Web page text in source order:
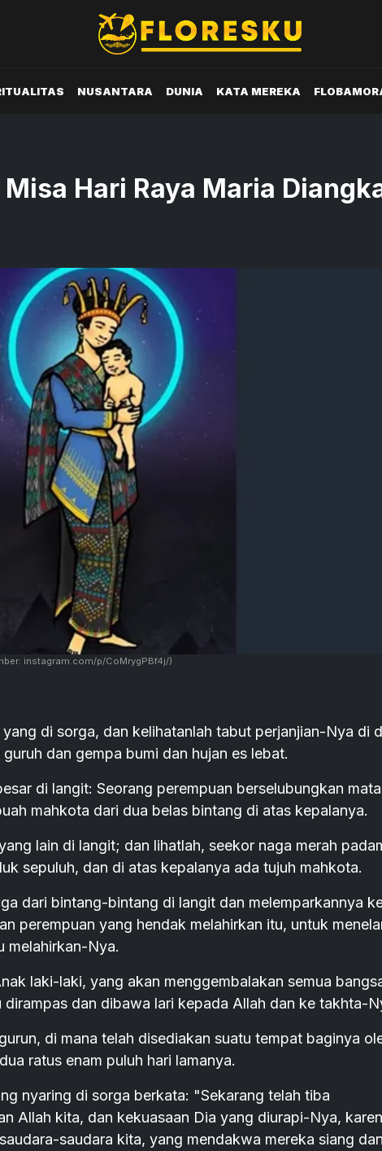
NUSANTARA DUNIA KATA MEREKA
Hari Raya Maria
instagram.com/p/CoMrygPBf4j/)
di sorga, dan kelihatanlah tabut perjanjian-Nya di
dan gempa bumi dan hujan es lebat.
di langit: Seorang perempuan berselubungkan
mahkota dari dua belas bintang di atas kepalanya.
lain di langit; dan lihatlah, seekor naga merah
sepuluh, dan di atas kepalanya ada tujuh mahkota.
dari bintang-bintang di langit dan melemparkannya
perempuan yang hendak melahirkan itu, untuk
melahirkan-Nya.
laki-laki, yang akan menggembalakan semua
dan dibawa lari kepada Allah dan ke takhta-
di mana telah disediakan suatu tempat baginya
ratus enam puluh hari lamanya.
nyaring di sorga berkata: "Sekarang telah tiba
Allah kita, dan kekuasaan Dia yang diurapi-Nya,
saudara kita, yang mendakwa mereka siang dan